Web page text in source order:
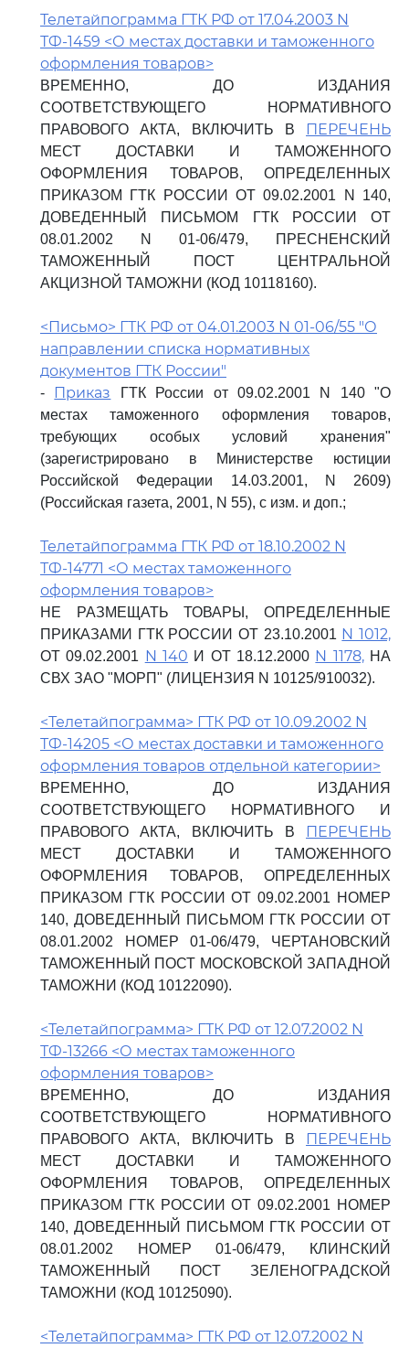
Телетайпограмма ГТК РФ от 17.04.2003 N
ТФ-1459 <О местах доставки и таможенного
оформления товаров>
ВРЕМЕННО, ДО ИЗДАНИЯ
СООТВЕТСТВУЮЩЕГО НОРМАТИВНОГО
ПРАВОВОГО АКТА, ВКЛЮЧИТЬ В
ПЕРЕЧЕНЬ
МЕСТ ДОСТАВКИ И ТАМОЖЕННОГО
ОФОРМЛЕНИЯ ТОВАРОВ, ОПРЕДЕЛЕННЫХ
ПРИКАЗОМ ГТК РОССИИ ОТ 09.02.2001 N 140,
ДОВЕДЕННЫЙ ПИСЬМОМ ГТК РОССИИ ОТ
08.01.2002 N 01-06/479, ПРЕСНЕНСКИЙ
ТАМОЖЕННЫЙ ПОСТ ЦЕНТРАЛЬНОЙ
АКЦИЗНОЙ ТАМОЖНИ (КОД 10118160).
<Письмо> ГТК РФ от 04.01.2003 N 01-06/55 "О
направлении списка нормативных
документов ГТК России"
- Приказ ГТК России от 09.02.2001 N 140 "О
местах таможенного оформления товаров,
требующих особых условий хранения"
(зарегистрировано в Министерстве юстиции
Российской Федерации 14.03.2001, N 2609)
(Российская газета, 2001, N 55), с изм. и доп.;
Телетайпограмма ГТК РФ от 18.10.2002 N
ТФ-14771 <О местах таможенного
оформления товаров>
НЕ РАЗМЕЩАТЬ ТОВАРЫ, ОПРЕДЕЛЕННЫЕ
ПРИКАЗАМИ ГТК РОССИИ ОТ 23.10.2001 N 1012,
ОТ 09.02.2001 N 140 И ОТ 18.12.2000 N 1178,НА
СВХ ЗАО "МОРП" (ЛИЦЕНЗИЯ N 10125/910032).
<Телетайпограмма> ГТК РФ от 10.09.2002 N
ТФ-14205 <О местах доставки и таможенного
оформления товаров отдельной категории>
ВРЕМЕННО, ДО ИЗДАНИЯ
СООТВЕТСТВУЮЩЕГО НОРМАТИВНОГО И
ПРАВОВОГО АКТА, ВКЛЮЧИТЬ В
ПЕРЕЧЕНЬ
МЕСТ ДОСТАВКИ И ТАМОЖЕННОГО
ОФОРМЛЕНИЯ ТОВАРОВ, ОПРЕДЕЛЕННЫХ
ПРИКАЗОМ ГТК РОССИИ ОТ 09.02.2001 НОМЕР
140, ДОВЕДЕННЫЙ ПИСЬМОМ ГТК РОССИИ ОТ
08.01.2002 НОМЕР 01-06/479, ЧЕРТАНОВСКИЙ
ТАМОЖЕННЫЙ ПОСТ МОСКОВСКОЙ ЗАПАДНОЙ
ТАМОЖНИ (КОД 10122090).
<Телетайпограмма> ГТК РФ от 12.07.2002 N
ТФ-13266 <О местах таможенного
оформления товаров>
ВРЕМЕННО, ДО ИЗДАНИЯ
СООТВЕТСТВУЮЩЕГО НОРМАТИВНОГО
ПРАВОВОГО АКТА, ВКЛЮЧИТЬ В
ПЕРЕЧЕНЬ
МЕСТ ДОСТАВКИ И ТАМОЖЕННОГО
ОФОРМЛЕНИЯ ТОВАРОВ, ОПРЕДЕЛЕННЫХ
ПРИКАЗОМ ГТК РОССИИ ОТ 09.02.2001 НОМЕР
140, ДОВЕДЕННЫЙ ПИСЬМОМ ГТК РОССИИ ОТ
08.01.2002 НОМЕР 01-06/479, КЛИНСКИЙ
ТАМОЖЕННЫЙ ПОСТ ЗЕЛЕНОГРАДСКОЙ
ТАМОЖНИ (КОД 10125090).
<Телетайпограмма> ГТК РФ от 12.07.2002 N